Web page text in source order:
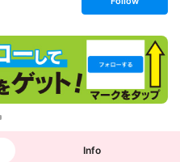
t
o
l
o
w
Info